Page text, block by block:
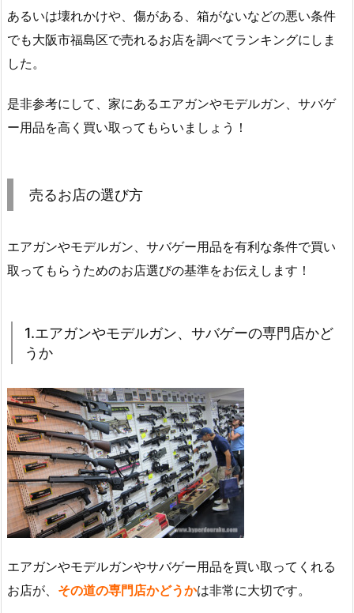
あるいは壊れかけや、傷がある、箱がないなどの悪い条件
でも大阪市福島区で売れるお店を調べてランキングにしま
した。
是非参考にして、家にあるエアガンやモデルガン、サバゲ
ー用品を高く買い取ってもらいましょう！
売るお店の選び方
エアガンやモデルガン、サバゲー用品を有利な条件で買い
取ってもらうためのお店選びの基準をお伝えします！
1.エアガンやモデルガン、サバゲーの専門店かど
うか
エアガンやモデルガンやサバゲー用品を買い取ってくれる
お店が、 その道の専門店かどうかは非常に大切です。